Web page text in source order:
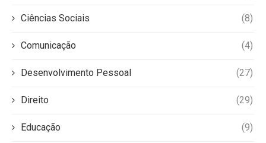
Ciências Sociais (8)
Comunicação (4)
Desenvolvimento Pessoal (27)
Direito (29)
Educação (9)